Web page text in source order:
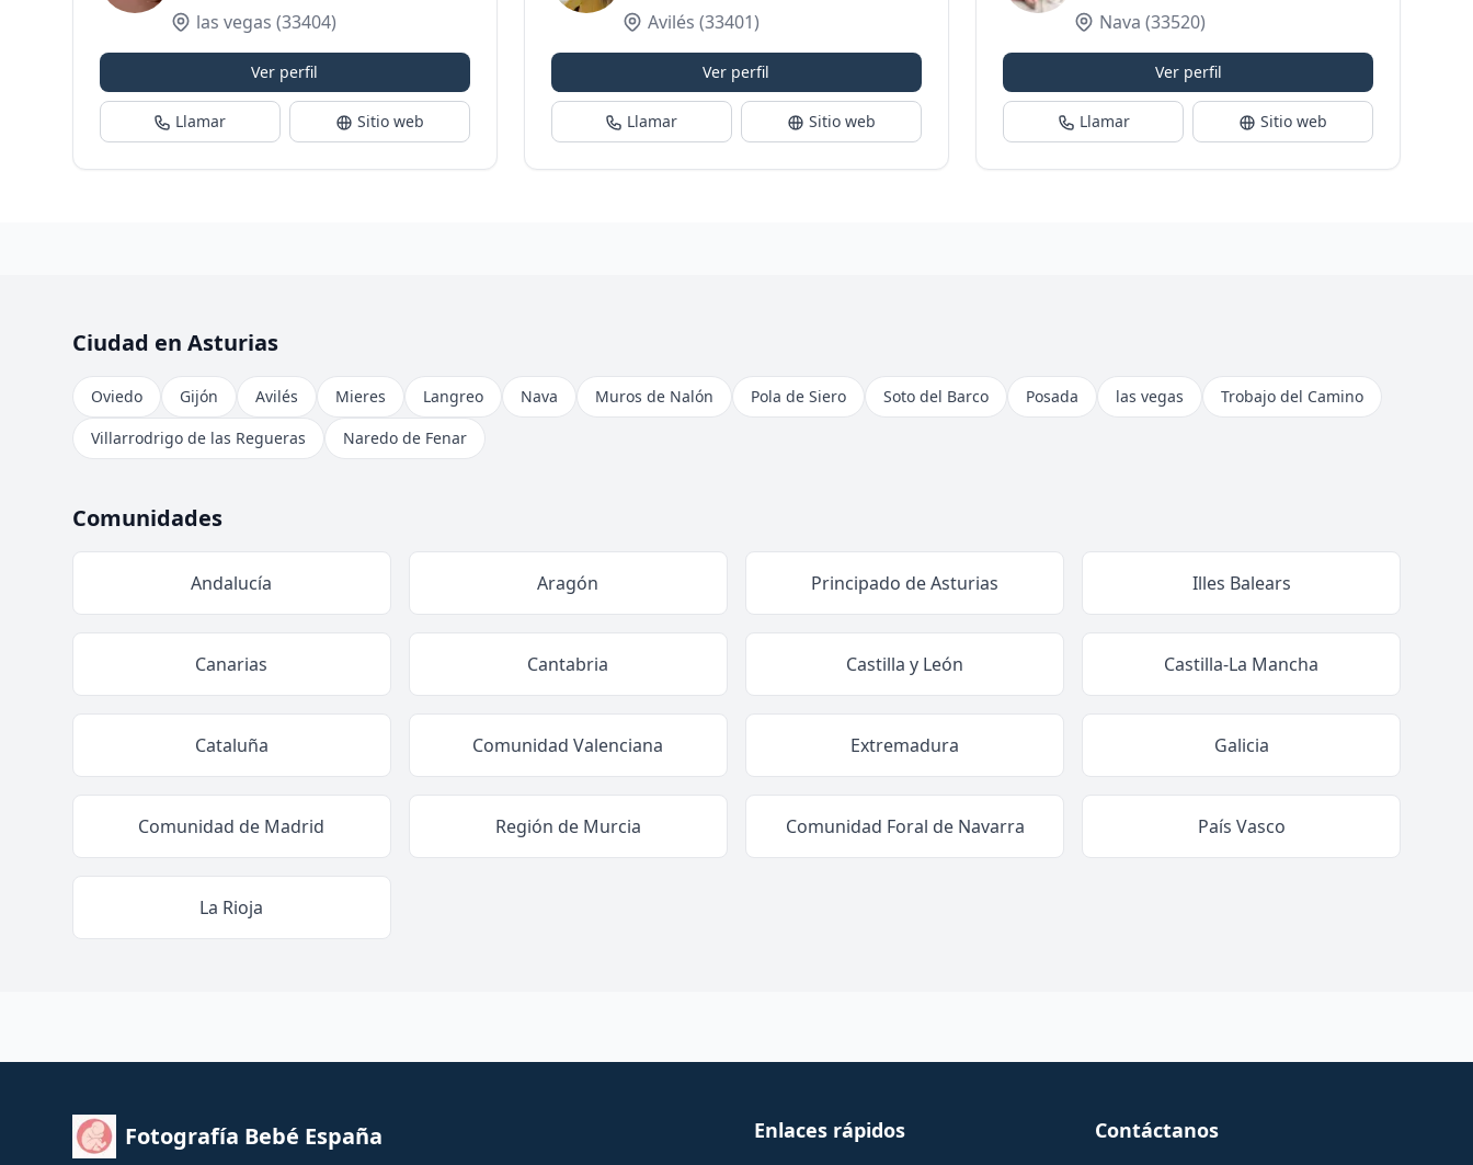
las vegas (33404)
Ver perfil
Llamar Sitio web
Avilés (33401)
Ver perfil
Llamar Sitio web
Nava (33520)
Ver perfil
Llamar Sitio web
Ciudad en Asturias
Oviedo Gijón Avilés Mieres Langreo Nava Muros de Nalón Pola de Siero Soto del Barco Posada las vegas
Trobajo del Camino
Villarrodrigo de las Regueras
Naredo de Fenar
Comunidades
Andalucía Aragón Principado de Asturias Illes Balears
Canarias Cantabria Castilla y León Castilla-La Mancha
Cataluña Comunidad Valenciana Extremadura Galicia
Comunidad de Madrid Región de Murcia Comunidad Foral de Navarra País Vasco
La Rioja
Fotografía Bebé España Enlaces rápidos Contáctanos